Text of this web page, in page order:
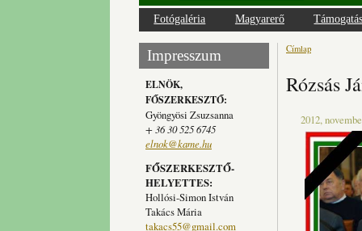
Fotógaléria Magyarerő Támogatás
Impresszum
ELNÖK,
FŐSZERKESZTŐ:
Gyöngyösi Zsuzsanna
+ 36 30 525 6745
elnok@kame.hu
FŐSZERKESZTŐ-
HELYETTES:
Hollósi-Simon István
Takács Mária
takacs55@gmail.com
Jelenlegi
Címlap
Rózsás
2012,